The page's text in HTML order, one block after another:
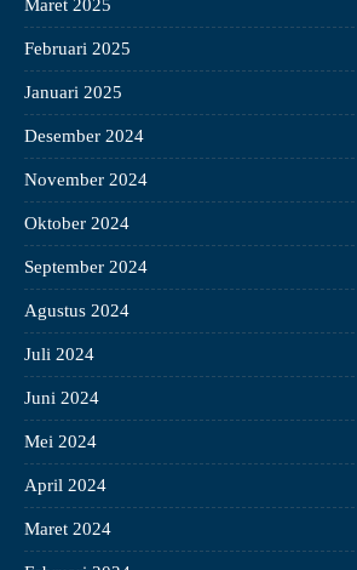
Maret 2025
Februari 2025
Januari 2025
Desember 2024
November 2024
Oktober 2024
September 2024
Agustus 2024
Juli 2024
Juni 2024
Mei 2024
April 2024
Maret 2024